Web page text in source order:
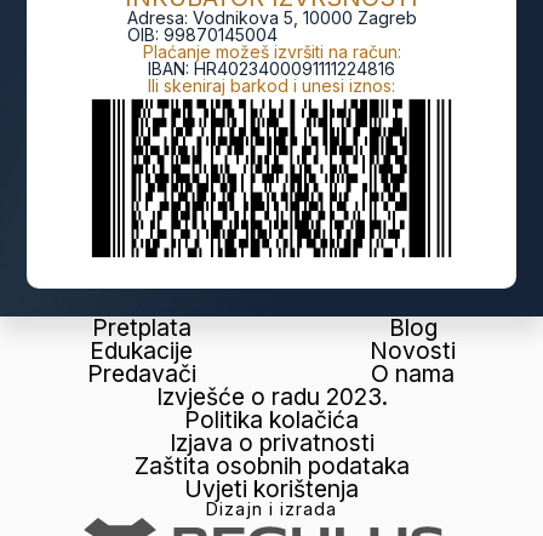
Adresa: Vodnikova 5, 10000 Zagreb
OIB: 99870145004
Plaćanje možeš izvršiti na račun:
IBAN: HR4023400091111224816
Ili skeniraj barkod i unesi iznos:
Pretplata
Edukacije
Predavači
Blog
Novosti
O nama
Izvješće o radu 2023.
Politika kolačića
Izjava o privatnosti
Zaštita osobnih podataka
Uvjeti korištenja
Dizajn i izrada